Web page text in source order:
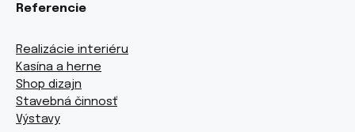
Referencie
Realizácie interiéru
Kasína a herne
Shop dizajn
Stavebná činnosť
Výstavy